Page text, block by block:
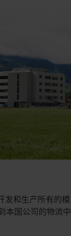
发和生产所有的模
本国公司的物流中